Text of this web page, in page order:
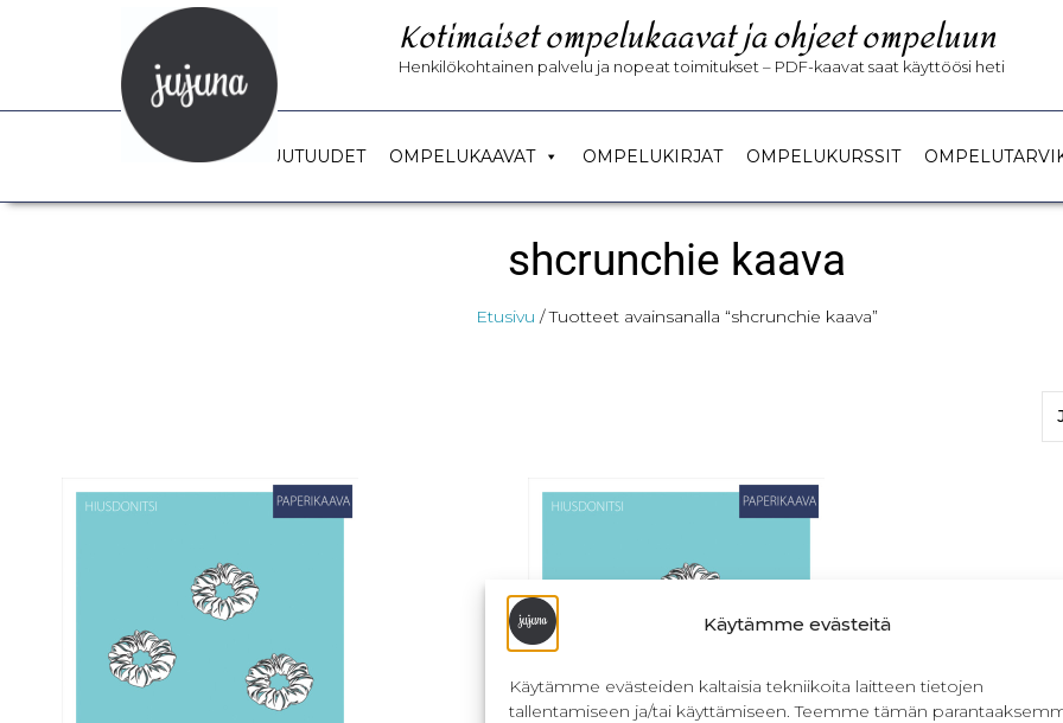
Käytämme evästeitä
Käytämme evästeiden kaltaisia tekniikoita laitteen tietojen
tallentamiseen ja/tai käyttämiseen. Teemme tämän
Kotimaiset ompelukaavat ja ohjeet ompeluun
Henkilökohtainen palvelu ja nopeat toimitukset – PDF-kaavat saat käyttöösi heti
UUTUUDET OMPELUKAAVAT OMPELUKIRJAT OMPELUKURSSIT
shcrunchie kaava
Etusivu / Tuotteet avainsanalla “shcrunchie kaava”